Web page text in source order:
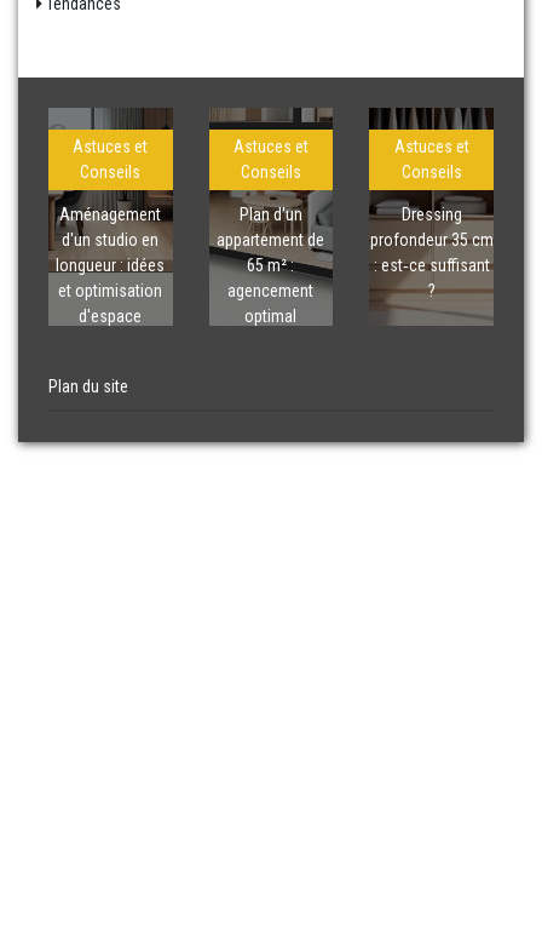
Astuces et
Conseils
Aménagement
d'un studio en
longueur : idées
et optimisation
d'espace
Astuces et
Conseils
Plan d'un
appartement de
65 m² :
agencement
optimal
Astuces et
Conseils
Dressing
profondeur 35 cm
: est‑ce suffisant
?
Plan du site